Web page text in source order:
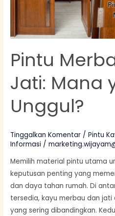
Pintu
Jati: Mana
Unggul?
Tinggalkan Komentar /Pintu
Informasi /
Memilih material pintu utama
keputusan penting yang
dan daya tahan rumah. Di
tersedia, kayu merbau dan
yang sering dibandingkan.
Unggul?